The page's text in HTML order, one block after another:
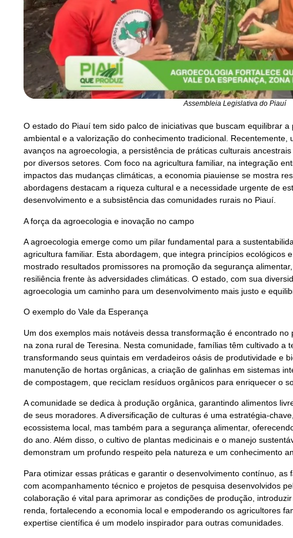
Assembleia Legislativa do Piauí
O estado do Piauí tem sido palco de iniciativas que buscam equilibrar
ambiental e a valorização do conhecimento tradicional.
avanços na agroecologia, a persistência de práticas culturais
por diversos setores. Com foco na agricultura familiar, na integração
impactos das mudanças climáticas, a economia piauiense se mostra
abordagens destacam a riqueza cultural e a necessidade urgente de
desenvolvimento e a subsistência das comunidades rurais no Piauí.
A força da agroecologia e inovação no campo
A agroecologia emerge como um pilar fundamental para a
agricultura familiar. Esta abordagem, que integra princípios ecológicos
mostrado resultados promissores na promoção da segurança
resiliência frente às adversidades climáticas. O estado, com sua
agroecologia um caminho para um desenvolvimento mais justo e
O exemplo do Vale da Esperança
Um dos exemplos mais notáveis dessa transformação é encontrado
na zona rural de Teresina. Nesta comunidade, famílias têm cultivado a
transformando seus quintais em verdadeiros oásis de produtividade e
manutenção de hortas orgânicas, a criação de galinhas em sistemas
de compostagem, que reciclam resíduos orgânicos para enriquecer o
A comunidade se dedica à produção orgânica, garantindo alimentos
de seus moradores. A diversificação de culturas é uma estratégia-
ecossistema local, mas também para a segurança alimentar,
do ano. Além disso, o cultivo de plantas medicinais e o manejo
demonstram um profundo respeito pela natureza e um conhecimento
Para otimizar essas práticas e garantir o desenvolvimento contínuo, as
com acompanhamento técnico e projetos de pesquisa desenvolvidos
colaboração é vital para aprimorar as condições de produção,
renda, fortalecendo a economia local e empoderando os agricultores
expertise científica é um modelo inspirador para outras comunidades.